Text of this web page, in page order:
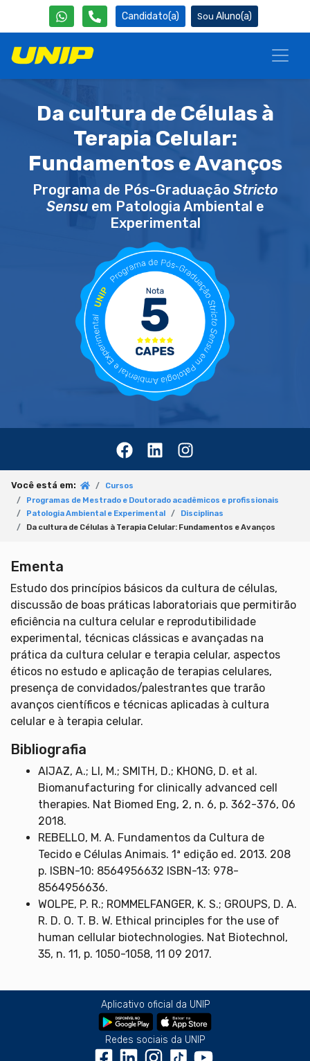
Candidato(a) Aluno(a)
Da cultura de Células à
Terapia Celular:
Fundamentos e Avanços
Programa de Pós-Graduação Stricto
Sensuem Patologia Ambiental e
Experimental
Você está em:
Cursos
Programas de Mestrado e Doutorado acadêmicos e profissionais
Patologia Ambiental e Experimental
Disciplinas
Da cultura de Células à Terapia Celular: Fundamentos e Avanços
Ementa
Estudo dos princípios básicos da cultura de células,
discussão de boas práticas laboratoriais que permitirão
eficiência na cultura celular e reprodutibilidade
experimental, técnicas clássicas e avançadas na
prática da cultura celular e terapia celular, aspectos
éticos no estudo e aplicação de terapias celulares,
presença de convidados/palestrantes que trarão
avanços científicos e técnicas aplicadas à cultura
celular e à terapia celular.
Bibliografia
AIJAZ, A.; LI, M.; SMITH, D.; KHONG, D. et al.
Biomanufacturing for clinically advanced cell
therapies. Nat Biomed Eng, 2, n. 6, p. 362-376, 06
2018.
REBELLO, M. A. Fundamentos da Cultura de
Tecido e Células Animais. 1ª edição ed. 2013. 208
p. ISBN-10: 8564956632 ISBN-13: 978-
8564956636.
WOLPE, P. R.; ROMMELFANGER, K. S.; GROUPS, D. A.
R. D. O. T. B. W. Ethical principles for the use of
human cellular biotechnologies. Nat Biotechnol,
35, n. 11, p. 1050-1058, 11 09 2017.
Aplicativo oficial da UNIP
Redes sociais da UNIP